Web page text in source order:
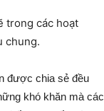
trong các hoạt
chung.
được chia sẻ đều
khó khăn mà các